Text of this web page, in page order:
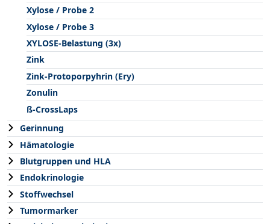
Xylose / Probe 2
Xylose / Probe 3
XYLOSE-Belastung (3x)
Zink
Zink-Protoporpyhrin (Ery)
Zonulin
ß-CrossLaps
Gerinnung
Hämatologie
Blutgruppen und HLA
Endokrinologie
Stoffwechsel
Tumormarker